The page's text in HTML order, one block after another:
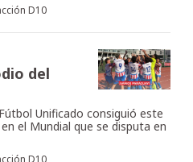
D10
del
Unificado consiguió este
el Mundial que se disputa en
D10